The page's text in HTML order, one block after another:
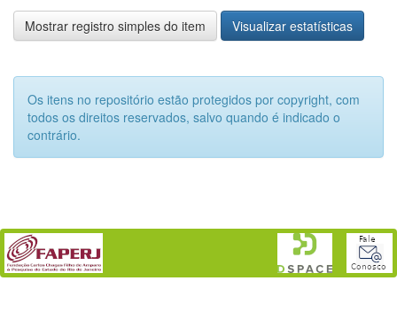
Mostrar registro simples do item Visualizar estatísticas
Os itens no repositório estão protegidos por copyright, com
todos os direitos reservados, salvo quando é indicado o
contrário.